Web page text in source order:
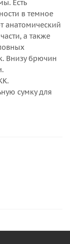
Есть
в темное
анатомический
а также
Внизу брючин
сумку для